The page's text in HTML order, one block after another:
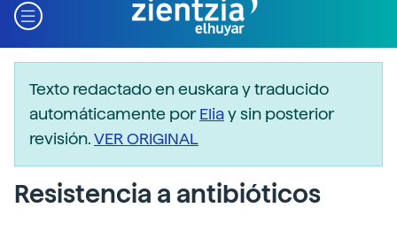
Texto redactado en euskara y traducido
automáticamente porEliay sin posterior
revisión.VER ORIGINAL
Resistencia a antibióticos